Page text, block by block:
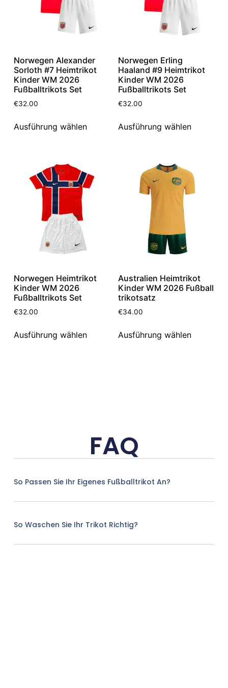
Norwegen Alexander
Sorloth #7 Heimtrikot
Kinder WM 2026
Fußballtrikots Set
€32.00
Ausführung wählen
Norwegen Erling
Haaland #9 Heimtrikot
Kinder WM 2026
Fußballtrikots Set
€32.00
Ausführung wählen
Norwegen Heimtrikot
Kinder WM 2026
Fußballtrikots Set
€32.00
Ausführung wählen
Australien Heimtrikot
Kinder WM 2026 Fußball
trikotsatz
€34.00
Ausführung wählen
FAQ
So Passen Sie Ihr Eigenes Fußballtrikot An?
So Waschen Sie Ihr Trikot Richtig?